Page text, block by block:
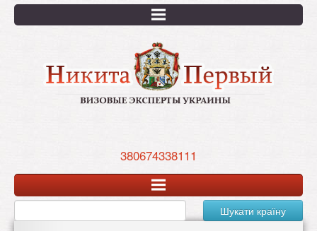
Перейти
основному
380674338111
Шукати країну